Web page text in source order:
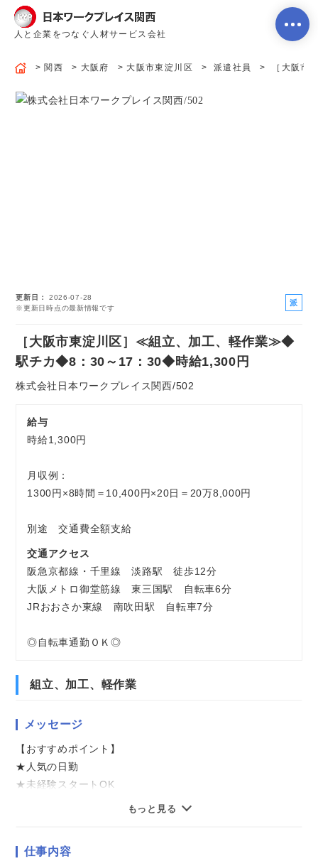
人と企業をつなぐ人材サービス会社
求人を探す
お気軽にご相談ください
関西 大阪府 大阪市東淀川区 派遣社員 ［大阪市
更新日
2026-07-28
※更新日時点の最新情報です
派
［大阪市東淀川区］≪組立、加工、軽作業≫◆
駅チカ◆8：30～17：30◆時給1,300円
株式会社日本ワークプレイス関西/502
給与
時給1,300円
月収例：
1300円×8時間＝10,400円×20日＝20万8,000円
別途 交通費全額支給
交通アクセス
阪急京都線・千里線 淡路駅 徒歩12分
大阪メトロ御堂筋線 東三国駅 自転車6分
JRおおさか東線 南吹田駅 自転車7分
◎自転車通勤ＯＫ◎
組立、加工、軽作業
メッセージ
【おすすめポイント】
★人気の日勤
★未経験スタートOK
★土日祝休み
もっと見る
仕事内容